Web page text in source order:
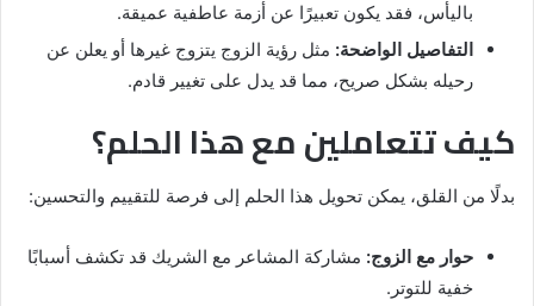
باليأس، فقد يكون تعبيرًا عن أزمة عاطفية عميقة.
التفاصيل الواضحة: مثل رؤية الزوج يتزوج غيرها أو يعلن عن
رحيله بشكل صريح، مما قد يدل على تغيير قادم.
كيف تتعاملين مع هذا الحلم؟
بدلًا من القلق، يمكن تحويل هذا الحلم إلى فرصة للتقييم والتحسين:
حوار مع الزوج: مشاركة المشاعر مع الشريك قد تكشف أسبابًا
خفية للتوتر.